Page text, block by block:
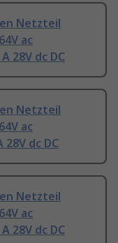
Netzteil
ac
28V dc DC
Netzteil
ac
dc DC
Netzteil
ac
28V dc DC